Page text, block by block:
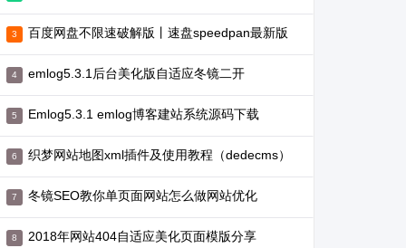
百度网盘不限速破解版丨速盘speedpan最新版
emlog5.3.1后台美化版自适应冬镜二开
Emlog5.3.1 emlog博客建站系统源码下载
织梦网站地图xml插件及使用教程（dedecms）
冬镜SEO教你单页面网站怎么做网站优化
2018年网站404自适应美化页面模版分享